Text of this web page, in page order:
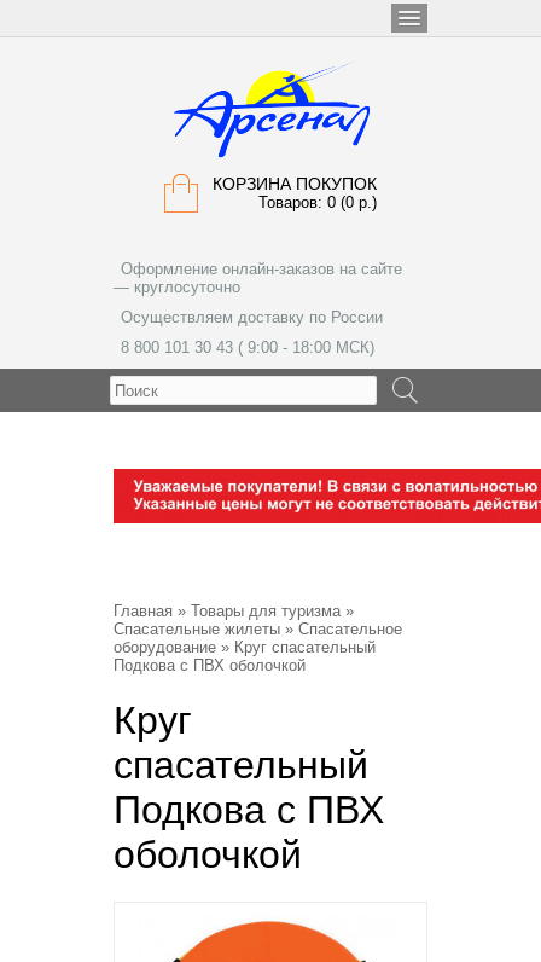
КОРЗИНА ПОКУПОК
Товаров: 0 (0 р.)
Оформление онлайн-заказов на сайте
— круглосуточно
Осуществляем доставку по России
8 800 101 30 43 ( 9:00 - 18:00 МСК)
Главная » Товары для туризма»
Спасательные жилеты » Спасательное
оборудование » Круг спасательный
Подкова с ПВХ оболочкой
Круг
спасательный
Подкова с ПВХ
оболочкой